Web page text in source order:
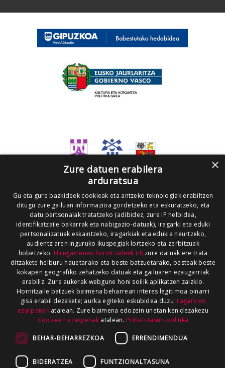
×
Zure datuen erabilera
arduratsua
Gu eta gure bazkideek cookieak eta antzeko teknologiak erabiltzen
ditugu zure gailuan informazioa gordetzeko eta eskuratzeko, eta
datu pertsonalak tratatzeko (adibidez, zure IP helbidea,
identifikatzaile bakarrak eta nabigazio-datuak), iragarki eta eduki
pertsonalizatuak eskaintzeko, iragarkiak eta edukia neurtzeko,
audientziaren inguruko ikuspegiak lortzeko eta zerbitzuak
hobetzeko. Hirugarrenen hornitzaileek (4)zure datuak ere trata
ditzakete helburu hauetarako eta beste batzuetarako, besteak beste
kokapen geografiko zehatzeko datuak eta gailuaren ezaugarriak
erabiliz. Zure aukerak webgune honi soilik aplikatzen zaizkio.
Hornitzaile batzuek baimena beharrean interes legitimoa oinarri
gisa erabil dezakete; aurka egiteko eskubidea duzu Iragarkien
ezarpenakatalean. Zure baimena edozein unetan ken dezakezu
Cookieen ezarpenak atalean. Pribatutasun-politika
BEHAR-BEHARREZKOA ERRENDIMENDUA
BIDERATZEA FUNTZIONALTASUNA